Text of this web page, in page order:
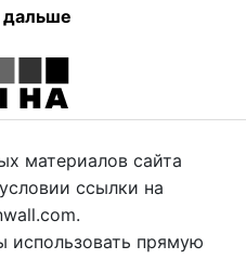
дальше
материалов сайта
ссылки на
прямую